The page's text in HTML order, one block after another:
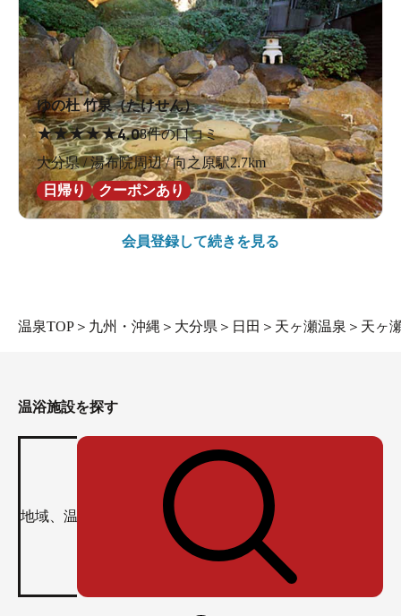
ゆの杜 竹泉（たけせん）
★★★★★4.08件の口コミ
大分県 / 湯布院周辺 / 向之原駅2.7km
日帰り
クーポンあり
会員登録して続きを見る
温泉TOP ＞ 九州・沖縄 ＞ 大分県 ＞ 日田 ＞ 天ヶ瀬温泉 ＞ 天ヶ
温浴施設を探す